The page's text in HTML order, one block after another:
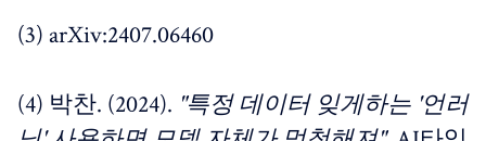
(3) arXiv:2407.06460
(4) 박찬. (2024). "특정 데이터 잊게하는 '언러